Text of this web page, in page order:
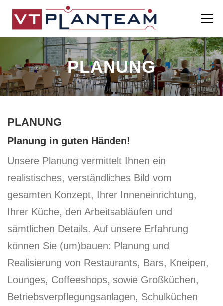
Inhalt
springen
Menü
LEISTUNGEN PORTFOLIO
PROJEKTE KONTAKT
PLANUNG
PLANUNG
Planung in guten Händen!
Unsere Planung vermittelt Ihnen ein
realistisches, verständliches Bild vom
gesamten Konzept, Ihrer Inneneinrichtung,
Ihrer Küche, den Arbeitsabläufen und
sämtlichen Details. Auf unsere Erfahrung
können Sie (um)bauen: Planung und
Realisierung von Restaurants, Bars, Kneipen,
Lounges, Coffeeshops, sowie Großküchen,
Betriebsverpflegungsanlagen, Schulküchen